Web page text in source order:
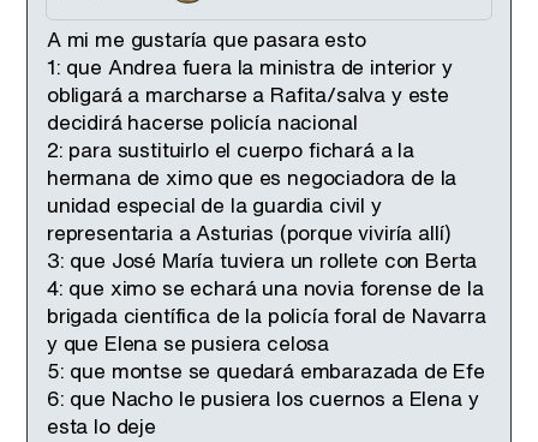
A mi me gustaría que pasara esto
1: que Andrea fuera la ministra de interior y
obligará a marcharse a Rafita/salva y este
decidirá hacerse policía nacional
2: para sustituirlo el cuerpo fichará a la
hermana de ximo que es negociadora de la
unidad especial de la guardia civil y
representaria a Asturias (porque viviría allí)
3: que José María tuviera un rollete con Berta
4: que ximo se echará una novia forense de la
brigada científica de la policía foral de Navarra
y que Elena se pusiera celosa
5: que montse se quedará embarazada de Efe
6: que Nacho le pusiera los cuernos a Elena y
esta lo deje